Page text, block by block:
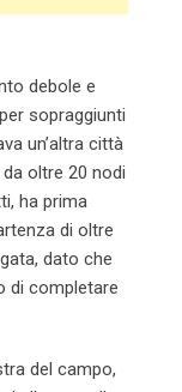
debole e
sopraggiunti
un’altra città
oltre 20 nodi
ha prima
di oltre
dato che
di completare
del campo,